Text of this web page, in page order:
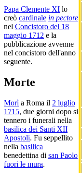
Papa Clemente XI lo
creò cardinale in pectore
nel Concistoro del 18
maggio 1712 e la
pubblicazione avvenne
nel concistoro dell'anno
seguente.
Morte
Morì a Roma il 2 luglio
1715, due giorni dopo si
tennero i funerali nella
basilica dei Santi XII
Apostoli. Fu seppellito
nella basilica
benedettina di san Paolo
fuori le mura.